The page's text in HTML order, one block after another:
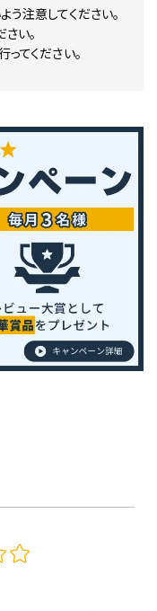
注意してください。
い。
てください。